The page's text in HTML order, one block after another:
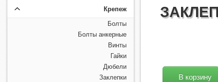
Крепеж
Болты
Болты анкерные
Винты
Гайки
Дюбели
Заклепки
В корзину